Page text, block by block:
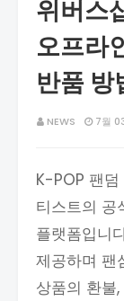
위버스
오프라
반품 방
NEWS 7월
K-POP 팬
티스트의 공
플랫폼입니
제공하며 팬
상품의 환불